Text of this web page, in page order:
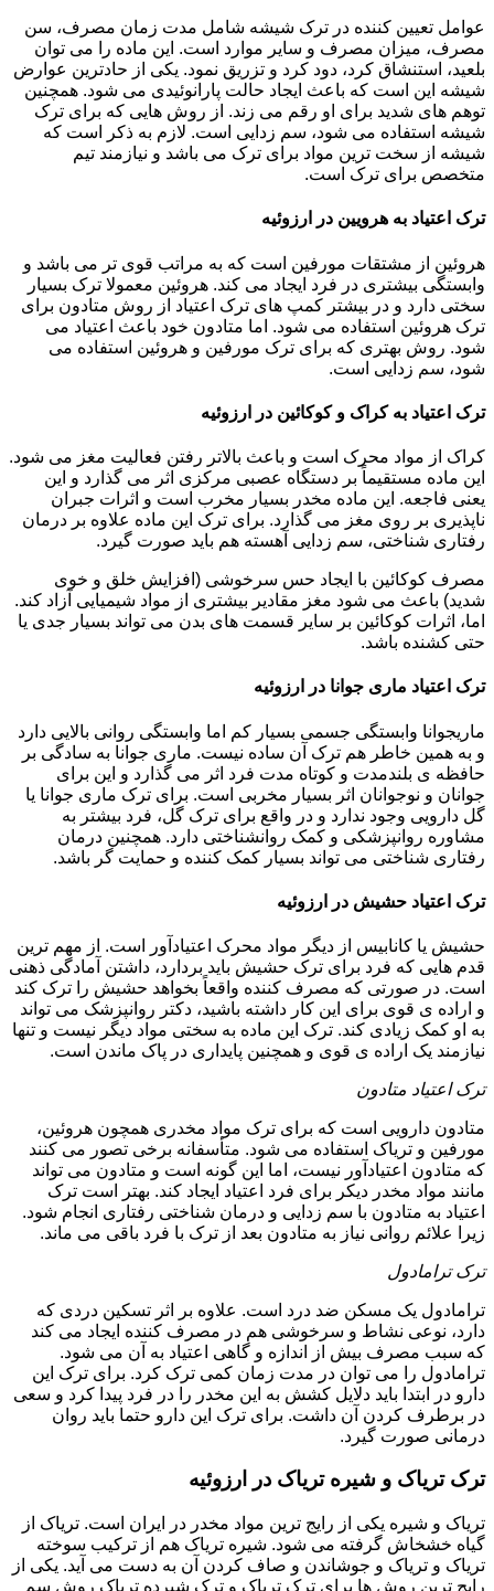
عوامل تعیین کننده در ترک شیشه شامل مدت زمان مصرف، سن
مصرف، میزان مصرف و سایر موارد است. این ماده را می توان
بلعید، استنشاق کرد، دود کرد و تزریق نمود. یکی از حادترین عوارض
شیشه این است که باعث ایجاد حالت پارانوئیدی می شود. همچنین
توهم های شدید برای او رقم می زند. از روش هایی که برای ترک
شیشه استفاده می شود، سم زدایی است. لازم به ذکر است که
شیشه از سخت ترین مواد برای ترک می باشد و نیازمند تیم
متخصص برای ترک است.
ترک اعتیاد به هرویین در ارزوئیه
هروئین از مشتقات مورفین است که به مراتب قوی تر می باشد و
وابستگی بیشتری در فرد ایجاد می کند. هروئین معمولا ترک بسیار
سختی دارد و در بیشتر کمپ های ترک اعتیاد از روش متادون برای
ترک هروئین استفاده می شود. اما متادون خود باعث اعتیاد می
شود. روش بهتری که برای ترک مورفین و هروئین استفاده می
شود، سم زدایی است.
ترک اعتیاد به کراک و کوکائین در ارزوئیه
کراک از مواد محرک است و باعث بالاتر رفتن فعالیت مغز می شود.
این ماده مستقیماً بر دستگاه عصبی مرکزی اثر می گذارد و این
یعنی فاجعه. این ماده مخدر بسیار مخرب است و اثرات جبران
ناپذیری بر روی مغز می گذارد. برای ترک این ماده علاوه بر درمان
رفتاری شناختی، سم زدایی آهسته هم باید صورت گیرد.
مصرف کوکائین با ایجاد حس سرخوشی (افزایش خلق و خوی
شدید) باعث می شود مغز مقادیر بیشتری از مواد شیمیایی آزاد کند.
اما، اثرات کوکائین بر سایر قسمت های بدن می تواند بسیار جدی یا
حتی کشنده باشد.
ترک اعتیاد ماری جوانا در ارزوئیه
ماریجوانا وابستگی جسمی بسیار کم اما وابستگی روانی بالایی دارد
و به همین خاطر هم ترک آن ساده نیست. ماری جوانا به سادگی بر
حافظه ی بلندمدت و کوتاه مدت فرد اثر می گذارد و این برای
جوانان و نوجوانان اثر بسیار مخربی است. برای ترک ماری جوانا یا
گل دارویی وجود ندارد و در واقع برای ترک گل، فرد بیشتر به
مشاوره روانپزشکی و کمک روانشناختی دارد. همچنین درمان
رفتاری شناختی می تواند بسیار کمک کننده و حمایت گر باشد.
ترک اعتیاد حشیش در ارزوئیه
حشیش یا کانابیس از دیگر مواد محرک اعتیادآور است. از مهم ترین
قدم هایی که فرد برای ترک حشیش باید بردارد، داشتن آمادگی ذهنی
است. در صورتی که مصرف کننده واقعاً بخواهد حشیش را ترک کند
و اراده ی قوی برای این کار داشته باشید، دکتر روانپزشک می تواند
به او کمک زیادی کند. ترک این ماده به سختی مواد دیگر نیست و تنها
نیازمند یک اراده ی قوی و همچنین پایداری در پاک ماندن است.
ترک اعتیاد متادون
متادون دارویی است که برای ترک مواد مخدری همچون هروئین،
مورفین و تریاک استفاده می شود. متأسفانه برخی تصور می کنند
که متادون اعتیادآور نیست، اما این گونه است و متادون می تواند
مانند مواد مخدر دیکر برای فرد اعتیاد ایجاد کند. بهتر است ترک
اعتیاد به متادون با سم زدایی و درمان شناختی رفتاری انجام شود.
زیرا علائم روانی نیاز به متادون بعد از ترک با فرد باقی می ماند.
ترک ترامادول
ترامادول یک مسکن ضد درد است. علاوه بر اثر تسکین دردی که
دارد، نوعی نشاط و سرخوشی هم در مصرف کننده ایجاد می کند
که سبب مصرف بیش از اندازه و گاهی اعتیاد به آن می شود.
ترامادول را می توان در مدت زمان کمی ترک کرد. برای ترک این
دارو در ابتدا باید دلایل کشش به این مخدر را در فرد پیدا کرد و سعی
در برطرف کردن آن داشت. برای ترک این دارو حتما باید روان
درمانی صورت گیرد.
ترک تریاک و شیره تریاک در ارزوئیه
تریاک و شیره یکی از رایج ترین مواد مخدر در ایران است. تریاک از
گیاه خشخاش گرفته می شود. شیره تریاک هم از ترکیب سوخته
تریاک و تریاک و جوشاندن و صاف کردن آن به دست می آید. یکی از
رایج ترین روش ها برای ترک تریاک و ترک شیرده تریاک روش سم